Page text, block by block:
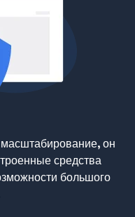
он
средства
большого